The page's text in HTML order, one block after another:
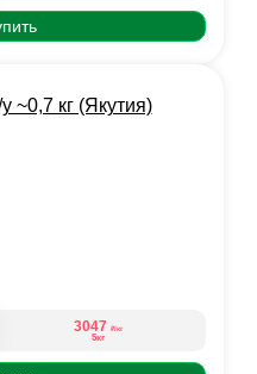
3047 ₽/кг
5кг